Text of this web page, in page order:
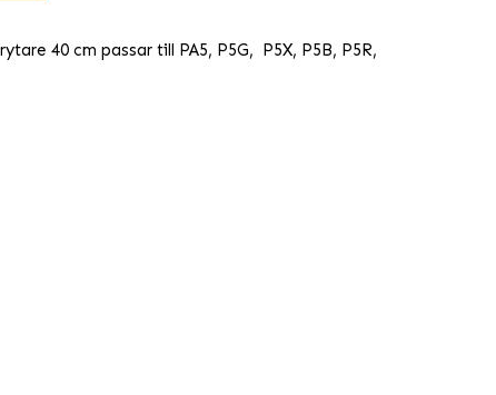
40 cm passar till PA5, P5G, P5X, P5B, P5R,